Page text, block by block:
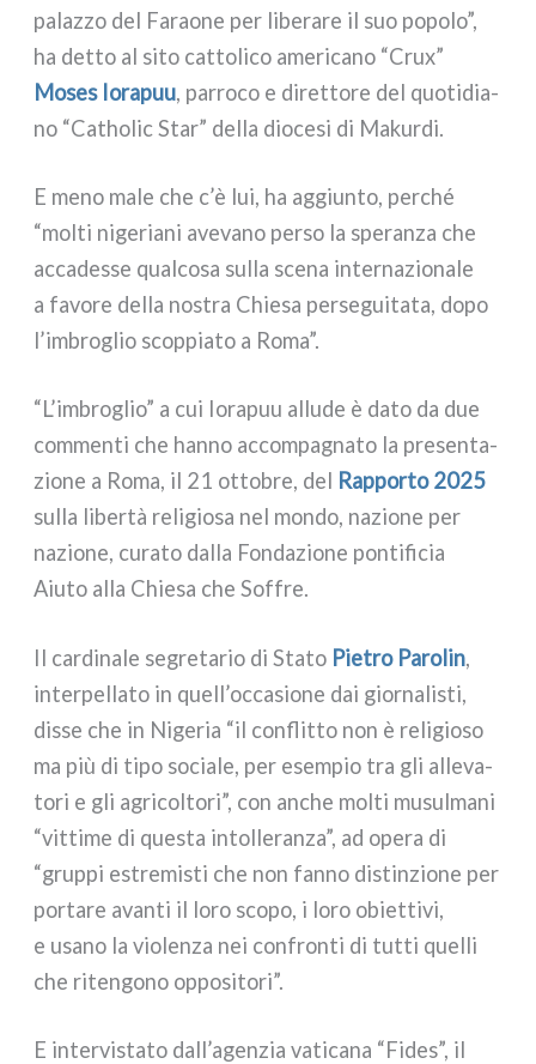
palaz­zo del Faraone per libe­ra­re il suo popo­lo”,
ha det­to al sito cat­to­li­co ame­ri­ca­no “Crux”
Moses Iorapuu, par­ro­co e diret­to­re del quo­ti­dia­
no “Catholic Star” del­la dio­ce­si di Makurdi.
E meno male che c’è lui, ha aggiun­to, per­ché
“mol­ti nige­ria­ni ave­va­no per­so la spe­ran­za che
acca­des­se qual­co­sa sul­la sce­na inter­na­zio­na­le
a favo­re del­la nostra Chiesa per­se­gui­ta­ta, dopo
l’imbroglio scop­pia­to a Roma”.
“L’imbroglio” a cui Iorapuu allu­de è dato da due
com­men­ti che han­no accom­pa­gna­to la pre­sen­ta­
zio­ne a Roma, il 21 otto­bre, del Rapporto 2025
sul­la liber­tà reli­gio­sa nel mon­do, nazio­ne per
nazio­ne, cura­to dal­la Fondazione pon­ti­fi­cia
Aiuto alla Chiesa che Soffre.
Il car­di­na­le segre­ta­rio di Stato Pietro Parolin,
inter­pel­la­to in quell’occasione dai gior­na­li­sti,
dis­se che in Nigeria “il con­flit­to non è reli­gio­so
ma più di tipo socia­le, per esem­pio tra gli alle­va­
to­ri e gli agri­col­to­ri”, con anche mol­ti musul­ma­ni
“vit­ti­me di que­sta intol­le­ran­za”, ad ope­ra di
“grup­pi estre­mi­sti che non fan­no distin­zio­ne per
por­ta­re avan­ti il loro sco­po, i loro obiet­ti­vi,
e usa­no la vio­len­za nei con­fron­ti di tut­ti quel­li
che riten­go­no oppo­si­to­ri”.
E inter­vi­sta­to dall’agenzia vati­ca­na “Fides”, il